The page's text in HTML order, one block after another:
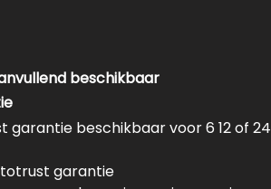
beschikbaar
garantie beschikbaar voor 6 12 of 24
garantie